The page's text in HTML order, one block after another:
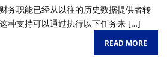
务职能已经从以往的历史数据提供者转
种支持可以通过执行以下任务来 […]
READ MORE